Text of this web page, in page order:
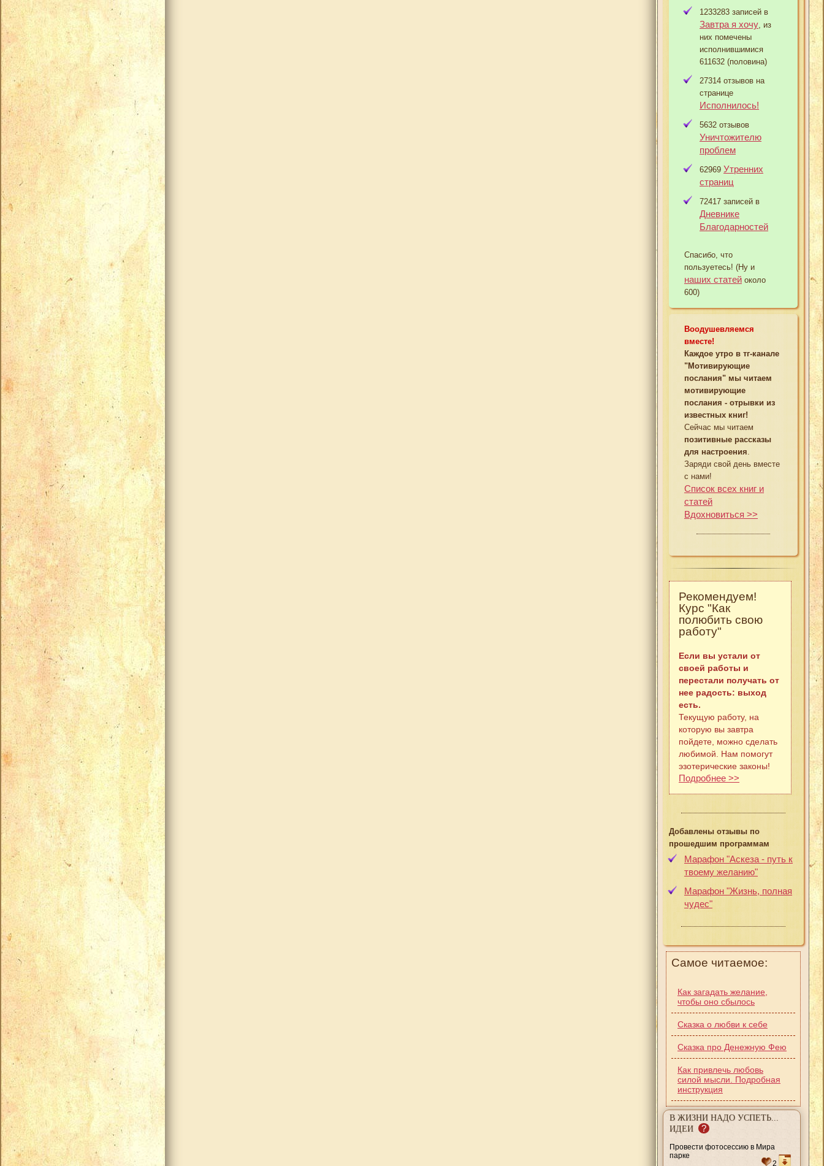
1233283 записей в
Завтра я хочу , из
них помечены
исполнившимися
611632 (половина)
27314 отзывов на
странице
Исполнилось!
5632 отзывов
Уничтожителю
проблем
62969 Утренних
страниц
72417 записей в
Дневнике
Благодарностей
Спасибо, что
пользуетесь! (Ну и
наших статей около
600)
Воодушевляемся
вместе!
Каждое утро в тг-канале
"Мотивирующие
послания" мы читаем
мотивирующие
послания - отрывки из
известных книг!
Сейчас мы читаем
позитивные рассказы
для настроения
Заряди свой день вместе
с нами!
Список всех книг и
статей
Вдохновиться >>
Рекомендуем!
Курс "Как
полюбить свою
работу"
Если вы устали от
своей работы и
перестали получать от
нее радость: выход
есть.
Текущую работу, на
которую вы завтра
пойдете, можно сделать
любимой. Нам помогут
эзотерические законы!
Подробнее >>
Добавлены отзывы по
прошедшим программам
Марафон "Аскеза - путь к
твоему желанию"
Марафон "Жизнь, полная
чудес"
Самое читаемое:
Как загадать желание,
чтобы оно сбылось
Сказка о любви к себе
Сказка про Денежную Фею
Как привлечь любовь
силой мысли. Подробная
инструкция
В ЖИЗНИ НАДО УСПЕТЬ...
ИДЕИ
?
Провести фотосессию в Мира
парке
2